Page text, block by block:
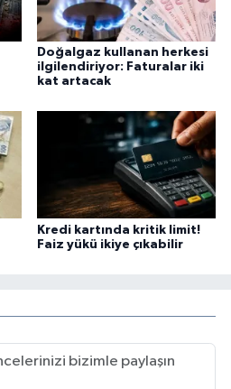
Doğalgaz kullanan herkesi
ilgilendiriyor: Faturalar iki
kat artacak
Kredi kartında kritik limit!
Faiz yükü ikiye çıkabilir